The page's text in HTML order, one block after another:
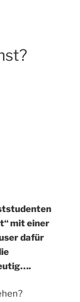
mit einer
dafür